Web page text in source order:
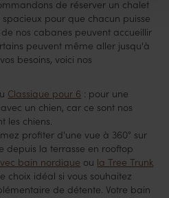
de réserver un chalet
pour que chacun puisse
nos cabanes peuvent accueillir
peuvent même aller jusqu'à
besoins, voici nos
Classique pour 6 : pour une
un chien, car ce sont nos
les chiens.
profiter d'une vue à 360° sur
depuis la terrasse en rooftop
bain nordique ou la Tree Trunk
choix idéal si vous souhaitez
de détente. Votre bain